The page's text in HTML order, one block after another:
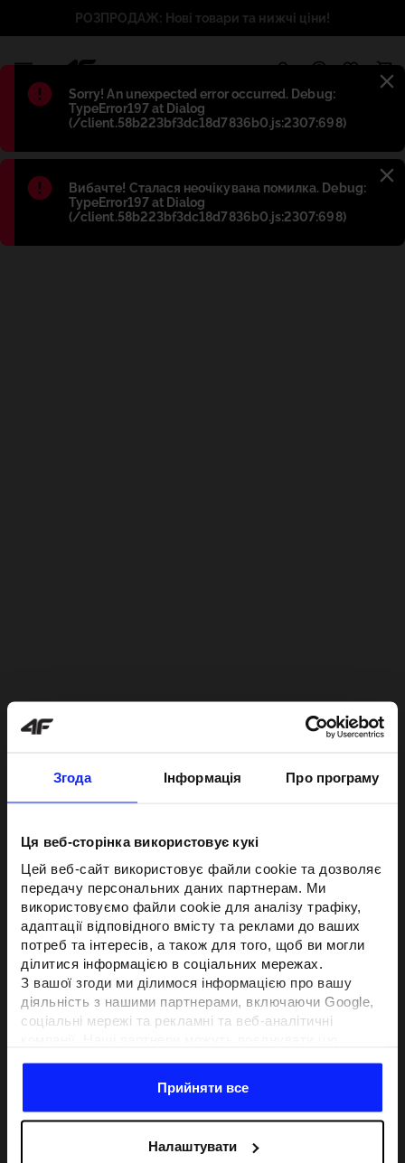
Згода Інформація Про програму
Ця веб-сторінка використовує кукі
Цей веб-сайт використовує файли cookie та дозволяє
передачу персональних даних партнерам. Ми
використовуємо файли cookie для аналізу трафіку,
адаптації відповідного вмісту та реклами до ваших
потреб та інтересів, а також для того, щоб ви могли
ділитися інформацією в соціальних мережах.
З вашої згоди ми ділимося інформацією про вашу
діяльність з нашими партнерами, включаючи Google,
соціальні мережі та рекламні та веб-аналітичні
отримують у результаті використання вами їхніх
послуг.З вашої згоди ми також можемо ділитися
з метою націлювання та покращення відображення
Прийняти все
Налаштувати
Błąd:
Sorry! An unexpected error occurred. Debug:
TypeError197 at Dialog
(/client.58b223bf3dc18d7836b0.js:2307:698)
Błąd:
Вибачте! Сталася неочікувана помилка. Debug:
TypeError197 at Dialog
(/client.58b223bf3dc18d7836b0.js:2307:698)
РОЗПРОДАЖ: Нові товари та нижчі ціни!